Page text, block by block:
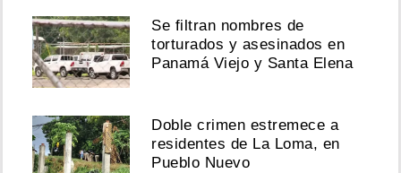
Se filtran nombres de
torturados y asesinados en
Panamá Viejo y Santa Elena
Doble crimen estremece a
residentes de La Loma, en
Pueblo Nuevo